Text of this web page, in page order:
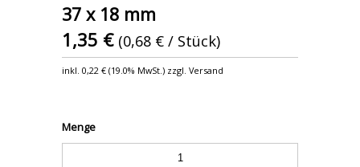
37 x 18 mm
1,35 € (0,68 € / Stück)
inkl.0,22 € (19.0% MwSt.) zzgl. Versand
Menge